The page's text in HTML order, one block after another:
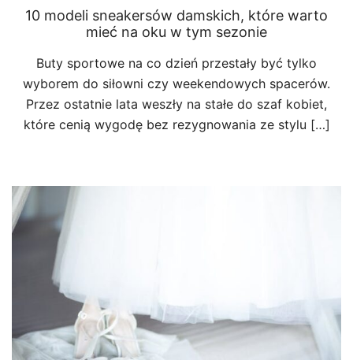
10 modeli sneakersów damskich, które warto
mieć na oku w tym sezonie
Buty sportowe na co dzień przestały być tylko
wyborem do siłowni czy weekendowych spacerów.
Przez ostatnie lata weszły na stałe do szaf kobiet,
które cenią wygodę bez rezygnowania ze stylu […]